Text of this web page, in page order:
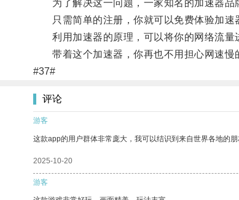
为了解决这一问题，一家知名的加速器品
只需简单的注册，你就可以免费体验加速
利用加速器的原理，可以将你的网络流量
带着这个加速器，你再也不用担心网速慢
#37#
评论
游客
这款app的用户群体非常庞大，我可以结识到来自世界各地的朋
2025-10-20
游客